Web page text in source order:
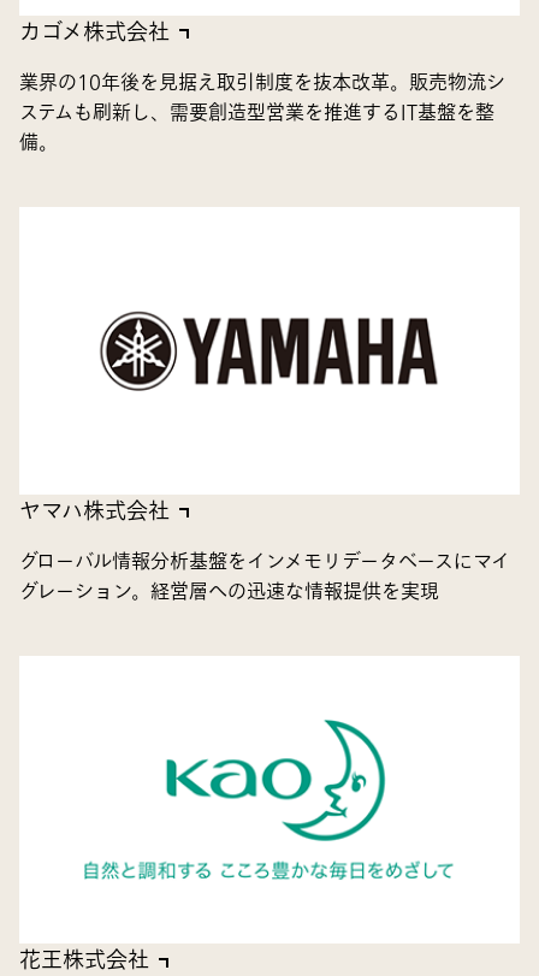
カゴメ株式会社
業界の10年後を見据え取引制度を抜本改革。販売物流シ
ステムも刷新し、需要創造型営業を推進するIT基盤を整
備。
ヤマハ株式会社
グローバル情報分析基盤をインメモリデータベースにマイ
グレーション。経営層への迅速な情報提供を実現
花王株式会社